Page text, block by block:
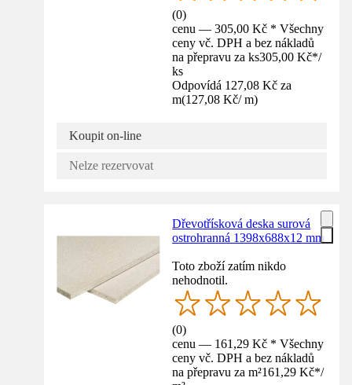
(0)
cenu — 305,00 Kč * Všechny
ceny vč. DPH a bez nákladů
na přepravu za ks305,00 Kč*/
ks
Odpovídá 127,08 Kč za
m(127,08 Kč/ m)
Koupit on-line
Nelze rezervovat
Dřevotřísková deska surová
ostrohranná 1398x688x12 mm
Toto zboží zatím nikdo
nehodnotil.
(0)
cenu — 161,29 Kč * Všechny
ceny vč. DPH a bez nákladů
na přepravu za m²161,29 Kč*/